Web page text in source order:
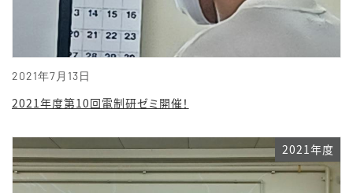
2021年7月13日
2021年度第10回電制研ゼミ開催！
2021年度